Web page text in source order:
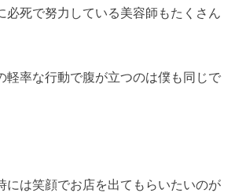
必死で努力している美容師もたくさん
軽率な行動で腹が立つのは僕も同じで
には笑顔でお店を出てもらいたいのが